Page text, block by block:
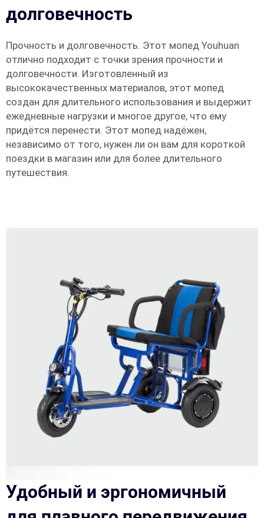
долговечность
Прочность и долговечность. Этот мопед Youhuan
отлично подходит с точки зрения прочности и
долговечности. Изготовленный из
высококачественных материалов, этот мопед
создан для длительного использования и выдержит
ежедневные нагрузки и многое другое, что ему
придётся перенести. Этот мопед надёжен,
независимо от того, нужен ли он вам для короткой
поездки в магазин или для более длительного
путешествия.
Удобный и эргономичный